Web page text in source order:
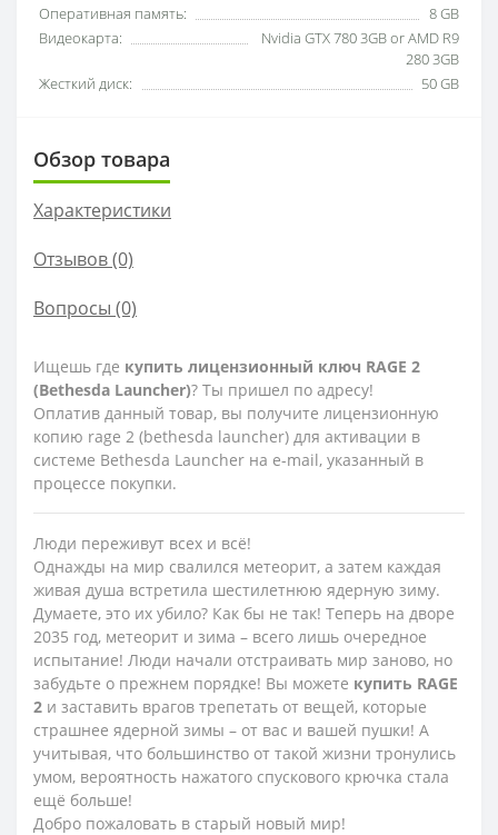
Оперативная память:
8 GB
Видеокарта:
Nvidia GTX 780 3GB or AMD R9
280 3GB
Жесткий диск:
50 GB
Обзор товара
Характеристики
Отзывов (0)
Вопросы (0)
Ищешь где купить лицензионный ключ RAGE 2
(Bethesda Launcher)? Ты пришел по адресу!
Оплатив данный товар, вы получите лицензионную
копию rage 2 (bethesda launcher) для активации в
системе Bethesda Launcher на e-mail, указанный в
процессе покупки.
Люди переживут всех и всё!
Однажды на мир свалился метеорит, а затем каждая
живая душа встретила шестилетнюю ядерную зиму.
Думаете, это их убило? Как бы не так! Теперь на дворе
2035 год, метеорит и зима – всего лишь очередное
испытание! Люди начали отстраивать мир заново, но
забудьте о прежнем порядке! Вы можете купить RAGE
2 и заставить врагов трепетать от вещей, которые
страшнее ядерной зимы – от вас и вашей пушки! А
учитывая, что большинство от такой жизни тронулись
умом, вероятность нажатого спускового крючка стала
ещё больше!
Добро пожаловать в старый новый мир!